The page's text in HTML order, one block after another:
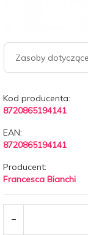
Zasoby
Kod producenta:
8720865194141
EAN:
8720865194141
Producent:
Francesca Bianchi